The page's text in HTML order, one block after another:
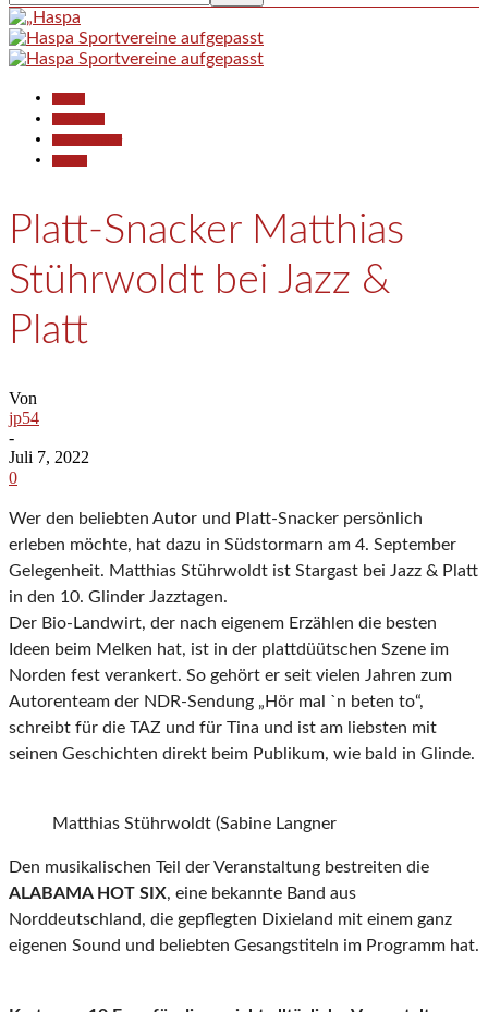
Platt-Snacker Matthias
Stührwoldt bei Jazz &
Platt
Von
jp54
-
Juli 7, 2022
0
Wer den beliebten Autor und Platt-Snacker persönlich
erleben möchte, hat dazu in Südstormarn am 4. September
Gelegenheit. Matthias Stührwoldt ist Stargast bei Jazz & Platt
in den 10. Glinder Jazztagen.
Der Bio-Landwirt, der nach eigenem Erzählen die besten
Ideen beim Melken hat, ist in der plattdüütschen Szene im
Norden fest verankert. So gehört er seit vielen Jahren zum
Autorenteam der NDR-Sendung „Hör mal `n beten to“,
schreibt für die TAZ und für Tina und ist am liebsten mit
seinen Geschichten direkt beim Publikum, wie bald in Glinde.
Matthias Stührwoldt (Sabine Langner
Den musikalischen Teil der Veranstaltung bestreiten die
ALABAMA HOT SIX, eine bekannte Band aus
Norddeutschland, die gepflegten Dixieland mit einem ganz
eigenen Sound und beliebten Gesangstiteln im Programm hat.